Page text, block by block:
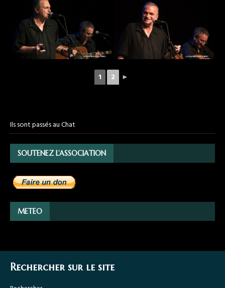
1 2 ►
Ils sont passés au Chat
SOUTENEZ L’ASSOCIATION
METEO
Rechercher sur le site